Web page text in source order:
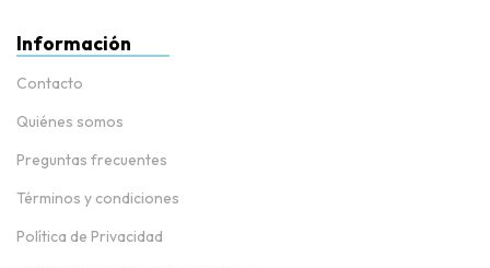
Información
Contacto
Quiénes somos
Preguntas frecuentes
Términos y condiciones
Política de Privacidad